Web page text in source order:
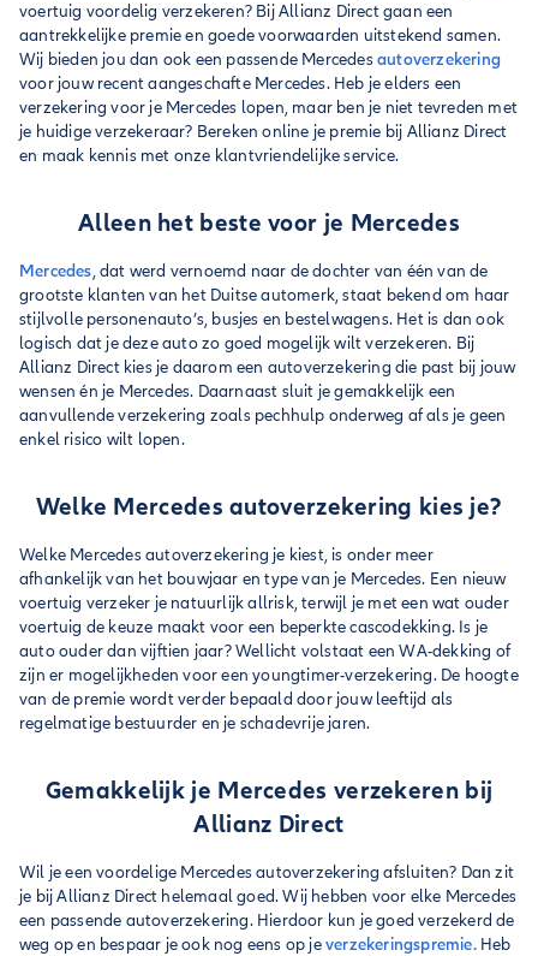
voertuig voordelig verzekeren? Bij Allianz Direct gaan een
aantrekkelijke premie en goede voorwaarden uitstekend samen.
Wij bieden jou dan ook een passende Mercedesautoverzekering
voor jouw recent aangeschafte Mercedes. Heb je elders een
verzekering voor je Mercedes lopen, maar ben je niet tevreden met
je huidige verzekeraar? Bereken online je premie bij Allianz Direct
en maak kennis met onze klantvriendelijke service.
Alleen het beste voor je Mercedes
Mercedes, dat werd vernoemd naar de dochter van één van de
grootste klanten van het Duitse automerk, staat bekend om haar
stijlvolle personenauto’s, busjes en bestelwagens. Het is dan ook
logisch dat je deze auto zo goed mogelijk wilt verzekeren. Bij
Allianz Direct kies je daarom een autoverzekering die past bij jouw
wensen én je Mercedes. Daarnaast sluit je gemakkelijk een
aanvullende verzekering zoals pechhulp onderweg af als je geen
enkel risico wilt lopen.
Welke Mercedes autoverzekering kies je?
Welke Mercedes autoverzekering je kiest, is onder meer
afhankelijk van het bouwjaar en type van je Mercedes. Een nieuw
voertuig verzeker je natuurlijk allrisk, terwijl je met een wat ouder
voertuig de keuze maakt voor een beperkte cascodekking. Is je
auto ouder dan vijftien jaar? Wellicht volstaat een WA-dekking of
zijn er mogelijkheden voor een youngtimer-verzekering. De hoogte
van de premie wordt verder bepaald door jouw leeftijd als
regelmatige bestuurder en je schadevrije jaren.
Gemakkelijk je Mercedes verzekeren bij
Allianz Direct
Wil je een voordelige Mercedes autoverzekering afsluiten? Dan zit
je bij Allianz Direct helemaal goed. Wij hebben voor elke Mercedes
een passende autoverzekering. Hierdoor kun je goed verzekerd de
weg op en bespaar je ook nog eens op jeverzekeringspremie.Heb